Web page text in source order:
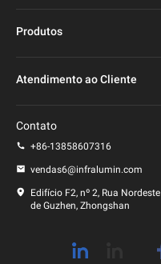
Produtos
Poste de luz LED
Atendimento ao Cliente
política de Privacidade
Contato
+86-13858607316
vendas6@infralumin.com
Edifício F2, nº 2, Rua
de Guzhen, Zhongshan